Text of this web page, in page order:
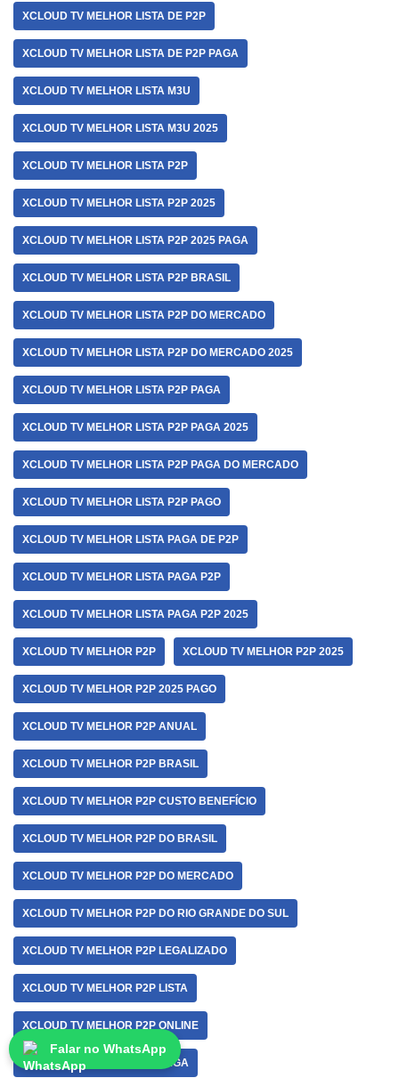
XCLOUD TV MELHOR LISTA DE P2P
XCLOUD TV MELHOR LISTA DE P2P PAGA
XCLOUD TV MELHOR LISTA M3U
XCLOUD TV MELHOR LISTA M3U 2025
XCLOUD TV MELHOR LISTA P2P
XCLOUD TV MELHOR LISTA P2P 2025
XCLOUD TV MELHOR LISTA P2P 2025 PAGA
XCLOUD TV MELHOR LISTA P2P BRASIL
XCLOUD TV MELHOR LISTA P2P DO MERCADO
XCLOUD TV MELHOR LISTA P2P DO MERCADO 2025
XCLOUD TV MELHOR LISTA P2P PAGA
XCLOUD TV MELHOR LISTA P2P PAGA 2025
XCLOUD TV MELHOR LISTA P2P PAGA DO MERCADO
XCLOUD TV MELHOR LISTA P2P PAGO
XCLOUD TV MELHOR LISTA PAGA DE P2P
XCLOUD TV MELHOR LISTA PAGA P2P
XCLOUD TV MELHOR LISTA PAGA P2P 2025
XCLOUD TV MELHOR P2P XCLOUD TV MELHOR P2P 2025
XCLOUD TV MELHOR P2P 2025 PAGO
XCLOUD TV MELHOR P2P ANUAL
XCLOUD TV MELHOR P2P BRASIL
XCLOUD TV MELHOR P2P CUSTO BENEFÍCIO
XCLOUD TV MELHOR P2P DO BRASIL
XCLOUD TV MELHOR P2P DO MERCADO
XCLOUD TV MELHOR P2P DO RIO GRANDE DO SUL
XCLOUD TV MELHOR P2P LEGALIZADO
XCLOUD TV MELHOR P2P LISTA
XCLOUD TV MELHOR P2P ONLINE
XCLOUD TV MELHOR P2P PAGA
Falar no WhatsApp